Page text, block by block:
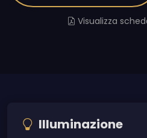
Visualizza
Illuminazione